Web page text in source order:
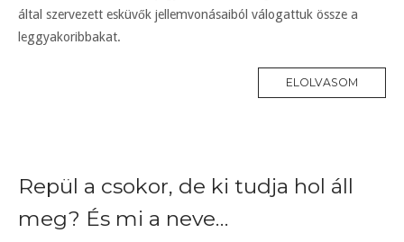
által szervezett esküvők jellemvonásaiból válogattuk össze a
leggyakoribbakat.
ELOLVASOM
Repül a csokor, de ki tudja hol áll
meg? És mi a neve…